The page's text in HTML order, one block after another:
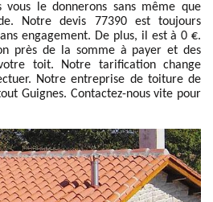
le donnerons sans même que
Notre devis 77390 est toujours
engagement. De plus, il est à 0 €.
près de la somme à payer et des
toit. Notre tarification change
Notre entreprise de toiture de
Guignes. Contactez-nous vite pour